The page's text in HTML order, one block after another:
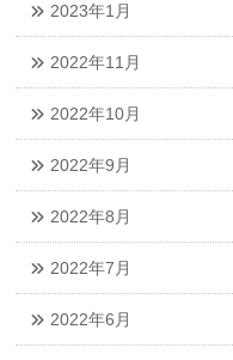
2023年1月
2022年11月
2022年10月
2022年9月
2022年8月
2022年7月
2022年6月